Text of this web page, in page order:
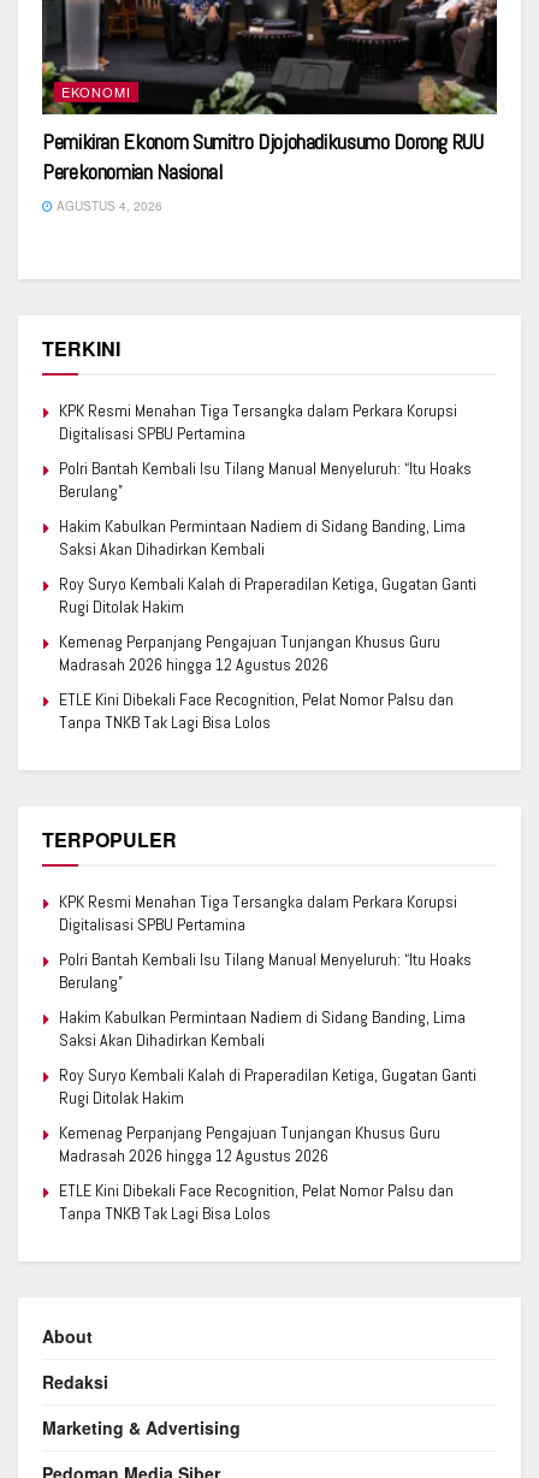
EKONOMI
Pemikiran Ekonom Sumitro Djojohadikusumo Dorong RUU
Perekonomian Nasional
AGUSTUS 4, 2026
TERKINI
KPK Resmi Menahan Tiga Tersangka dalam Perkara Korupsi
Digitalisasi SPBU Pertamina
Polri Bantah Kembali Isu Tilang Manual Menyeluruh: “Itu Hoaks
Berulang”
Hakim Kabulkan Permintaan Nadiem di Sidang Banding, Lima
Saksi Akan Dihadirkan Kembali
Roy Suryo Kembali Kalah di Praperadilan Ketiga, Gugatan Ganti
Rugi Ditolak Hakim
Kemenag Perpanjang Pengajuan Tunjangan Khusus Guru
Madrasah 2026 hingga 12 Agustus 2026
ETLE Kini Dibekali Face Recognition, Pelat Nomor Palsu dan
Tanpa TNKB Tak Lagi Bisa Lolos
TERPOPULER
KPK Resmi Menahan Tiga Tersangka dalam Perkara Korupsi
Digitalisasi SPBU Pertamina
Polri Bantah Kembali Isu Tilang Manual Menyeluruh: “Itu Hoaks
Berulang”
Hakim Kabulkan Permintaan Nadiem di Sidang Banding, Lima
Saksi Akan Dihadirkan Kembali
Roy Suryo Kembali Kalah di Praperadilan Ketiga, Gugatan Ganti
Rugi Ditolak Hakim
Kemenag Perpanjang Pengajuan Tunjangan Khusus Guru
Madrasah 2026 hingga 12 Agustus 2026
ETLE Kini Dibekali Face Recognition, Pelat Nomor Palsu dan
Tanpa TNKB Tak Lagi Bisa Lolos
About
Redaksi
Marketing & Advertising
Pedoman Media Siber